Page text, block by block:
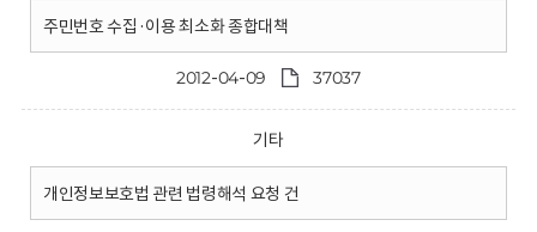
주민번호 수집·이용 최소화 종합대책
2012-04-09 37037
기타
개인정보보호법 관련 법령해석 요청 건